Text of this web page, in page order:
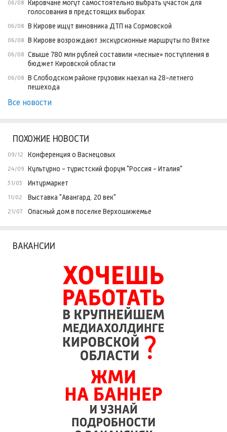
06/08 Кировчане могут самостоятельно выбрать участок для
голосования в предстоящих выборах
06/08 В Кирове ищут виновника ДТП на Сормовской
06/08 В Кирове возрождают экскурсионные маршруты по Вятке
06/08 Свыше 780 млн рублей составили «лесные» поступления в
бюджет Кировской области
06/08 В Слободском районе грузовик наехал на 28-летнего
пешехода
Все новости
ПОХОЖИЕ НОВОСТИ
09/12 Конференция о Васнецовых
24/09 Культурно - туристский форум "Россия - Италия"
31/03 Интурмаркет
11/02 Выставка "Авангард. 20 век"
21/07 Опасный дом в поселке Верхошижемье
ВАКАНСИИ